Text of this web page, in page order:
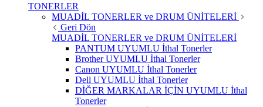
TONERLER
MUADİL TONERLER ve DRUM ÜNİTELERİ
Geri Dön
MUADİL TONERLER ve DRUM ÜNİTELERİ
PANTUM UYUMLU İthal Tonerler
Brother UYUMLU İthal Tonerler
Canon UYUMLU İthal Tonerler
Dell UYUMLU İthal Tonerler
DİĞER MARKALAR İÇİN UYUMLU İthal
Tonerler